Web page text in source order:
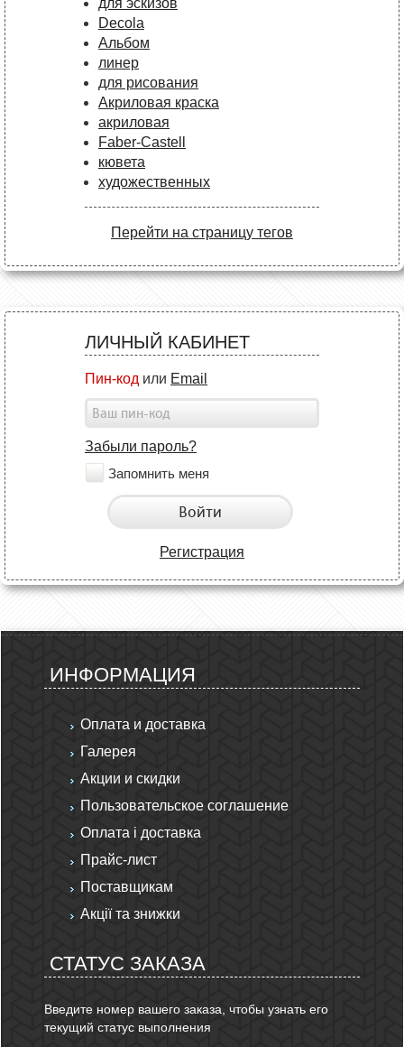
для эскизов
Decola
Альбом
линер
для рисования
Акриловая краска
акриловая
Faber-Castell
кювета
художественных
Перейти на страницу тегов
ЛИЧНЫЙ КАБИНЕТ
Пин-код или Email
Забыли пароль?
Запомнить меня
Войти
Регистрация
ИНФОРМАЦИЯ
Оплата и доставка
Галерея
Акции и скидки
Пользовательское соглашение
Оплата і доставка
Прайс-лист
Поставщикам
Акції та знижки
СТАТУС ЗАКАЗА
Введите номер вашего заказа, чтобы узнать его
текущий статус выполнения